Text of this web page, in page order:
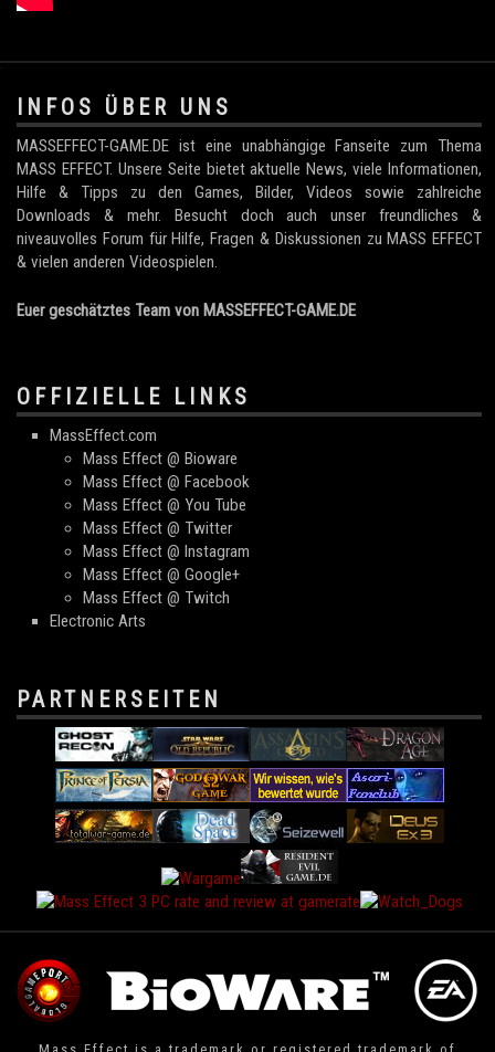
.
INFOS ÜBER UNS
MASSEFFECT-GAME.DE ist eine unabhängige Fanseite zum Thema
MASS EFFECT. Unsere Seite bietet aktuelle News, viele Informationen,
Hilfe & Tipps zu den Games, Bilder, Videos sowie zahlreiche
Downloads & mehr. Besucht doch auch unser freundliches &
niveauvolles Forum für Hilfe, Fragen & Diskussionen zu MASS EFFECT
& vielen anderen Videospielen.
Euer geschätztes Team von MASSEFFECT-GAME.DE
OFFIZIELLE LINKS
MassEffect.com
Mass Effect @ Bioware
Mass Effect @ Facebook
Mass Effect @ You Tube
Mass Effect @ Twitter
Mass Effect @ Instagram
Mass Effect @ Google+
Mass Effect @ Twitch
Electronic Arts
PARTNERSEITEN